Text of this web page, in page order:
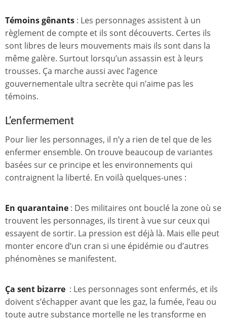
Témoins gênants : Les personnages assistent à un
règlement de compte et ils sont découverts. Certes ils
sont libres de leurs mouvements mais ils sont dans la
même galère. Surtout lorsqu’un assassin est à leurs
trousses. Ça marche aussi avec l’agence
gouvernementale ultra secrète qui n’aime pas les
témoins.
L’enfermement
Pour lier les personnages, il n’y a rien de tel que de les
enfermer ensemble. On trouve beaucoup de variantes
basées sur ce principe et les environnements qui
contraignent la liberté. En voilà quelques-unes :
En quarantaine : Des militaires ont bouclé la zone où se
trouvent les personnages, ils tirent à vue sur ceux qui
essayent de sortir. La pression est déjà là. Mais elle peut
monter encore d’un cran si une épidémie ou d’autres
phénomènes se manifestent.
Ça sent bizarre : Les personnages sont enfermés, et ils
doivent s’échapper avant que les gaz, la fumée, l’eau ou
toute autre substance mortelle ne les transforme en